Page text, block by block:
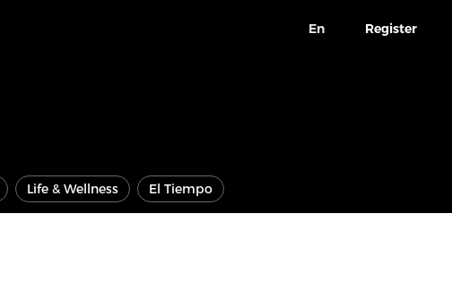
En Register
Life & Wellness El Tiempo